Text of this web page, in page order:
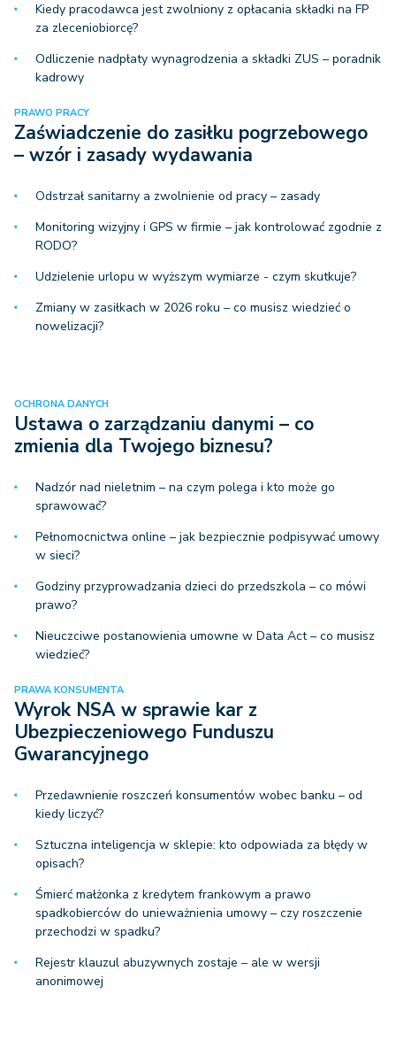
Kiedy pracodawca jest zwolniony z opłacania składki na FP
za zleceniobiorcę?
Odliczenie nadpłaty wynagrodzenia a składki ZUS – poradnik
kadrowy
PRAWO PRACY
Zaświadczenie do zasiłku pogrzebowego
– wzór i zasady wydawania
Odstrzał sanitarny a zwolnienie od pracy – zasady
Monitoring wizyjny i GPS w firmie – jak kontrolować zgodnie z
RODO?
Udzielenie urlopu w wyższym wymiarze - czym skutkuje?
Zmiany w zasiłkach w 2026 roku – co musisz wiedzieć o
nowelizacji?
OCHRONA DANYCH
Ustawa o zarządzaniu danymi – co
zmienia dla Twojego biznesu?
Nadzór nad nieletnim – na czym polega i kto może go
sprawować?
Pełnomocnictwa online – jak bezpiecznie podpisywać umowy
w sieci?
Godziny przyprowadzania dzieci do przedszkola – co mówi
prawo?
Nieuczciwe postanowienia umowne w Data Act – co musisz
wiedzieć?
PRAWA KONSUMENTA
Wyrok NSA w sprawie kar z
Ubezpieczeniowego Funduszu
Gwarancyjnego
Przedawnienie roszczeń konsumentów wobec banku – od
kiedy liczyć?
Sztuczna inteligencja w sklepie: kto odpowiada za błędy w
opisach?
Śmierć małżonka z kredytem frankowym a prawo
spadkobierców do unieważnienia umowy – czy roszczenie
przechodzi w spadku?
Rejestr klauzul abuzywnych zostaje – ale w wersji
anonimowej